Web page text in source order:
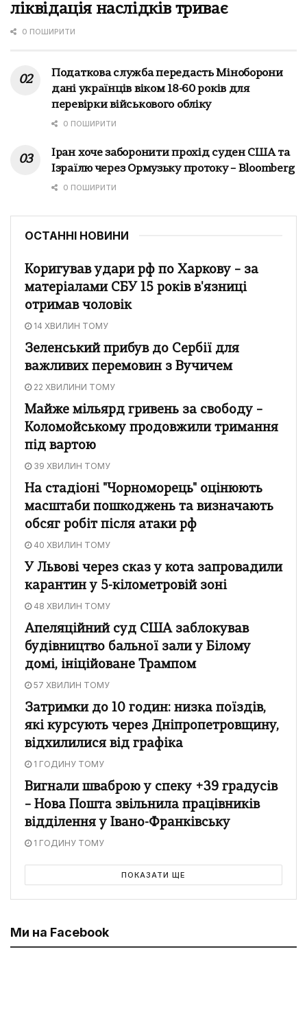
ліквідація наслідків триває
0 ПОШИРИТИ
Податкова служба передасть Міноборони
дані українців віком 18-60 років для
перевірки військового обліку
0 ПОШИРИТИ
Іран хоче заборонити прохід суден США та
Ізраїлю через Ормузьку протоку – Bloomberg
0 ПОШИРИТИ
ОСТАННІ НОВИНИ
Коригував удари рф по Харкову – за
матеріалами СБУ 15 років в'язниці
отримав чоловік
14 ХВИЛИН ТОМУ
Зеленський прибув до Сербії для
важливих перемовин з Вучичем
22 ХВИЛИНИ ТОМУ
Майже мільярд гривень за свободу –
Коломойському продовжили тримання
під вартою
39 ХВИЛИН ТОМУ
На стадіоні "Чорноморець" оцінюють
масштаби пошкоджень та визначають
обсяг робіт після атаки рф
40 ХВИЛИН ТОМУ
У Львові через сказ у кота запровадили
карантин у 5-кілометровій зоні
48 ХВИЛИН ТОМУ
Апеляційний суд США заблокував
будівництво бальної зали у Білому
домі, ініційоване Трампом
57 ХВИЛИН ТОМУ
Затримки до 10 годин: низка поїздів,
які курсують через Дніпропетровщину,
відхилилися від графіка
1 ГОДИНУ ТОМУ
Вигнали шваброю у спеку +39 градусів
– Нова Пошта звільнила працівників
відділення у Івано-Франківську
1 ГОДИНУ ТОМУ
ПОКАЗАТИ ЩЕ
Ми на Facebook